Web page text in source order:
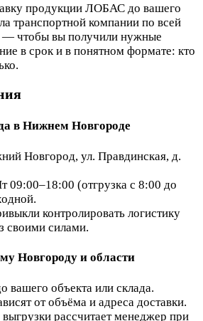
продукции ЛОБАС до вашего
транспортной компании по всей
— чтобы вы получили нужные
в срок и в понятном формате: кто
в Нижнем Новгороде
Новгород, ул. Правдинская, д.
(отгрузка с 8:00 до
контролировать логистику
своими силами.
Новгороду и области
вашего объекта или склада.
от объёма и адреса доставки.
рассчитает менеджер при